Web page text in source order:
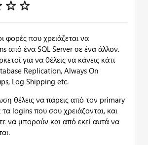
φορές που χρειάζεται να
από ένα SQL Server σε ένα άλλον.
για να θέλεις να κάνεις κάτι
Replication, Always On
Log Shipping etc.
θέλεις να πάρεις από τον primary
logins που σου χρειάζονται, και
να μπορούν και από εκεί αυτά να